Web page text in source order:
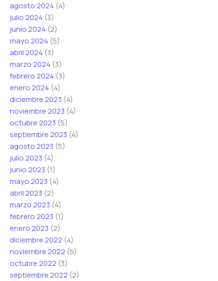
agosto 2024 (4)
julio 2024 (3)
junio 2024 (2)
mayo 2024 (5)
abril 2024 (3)
marzo 2024 (3)
febrero 2024 (3)
enero 2024 (4)
diciembre 2023 (4)
noviembre 2023 (4)
octubre 2023 (5)
septiembre 2023 (4)
agosto 2023 (5)
julio 2023 (4)
junio 2023 (1)
mayo 2023 (4)
abril 2023 (2)
marzo 2023 (4)
febrero 2023 (1)
enero 2023 (2)
diciembre 2022 (4)
noviembre 2022 (5)
octubre 2022 (3)
septiembre 2022 (2)